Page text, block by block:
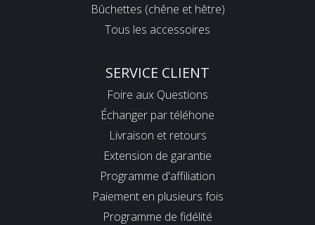
Bûchettes (chêne et hêtre)
Tous les accessoires
SERVICE CLIENT
Foire aux Questions
Échanger par téléhone
Livraison et retours
Extension de garantie
Programme d'affiliation
Paiement en plusieurs fois
Programme de fidélité